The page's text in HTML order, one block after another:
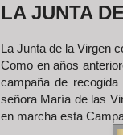
LA JUNTA
La Junta de la Virgen
Como en años
campaña de
señora María de las
en marcha esta